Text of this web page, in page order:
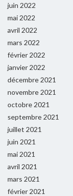
juin 2022
mai 2022
avril 2022
mars 2022
février 2022
janvier 2022
décembre 2021
novembre 2021
octobre 2021
septembre 2021
juillet 2021
juin 2021
mai 2021
avril 2021
mars 2021
février 2021